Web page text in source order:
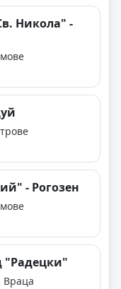
Никола" -
- Рогозен
"Радецки"
Враца